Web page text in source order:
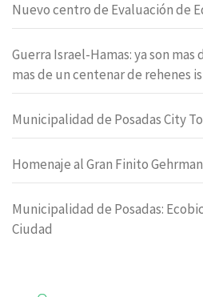
Nuevo centro de Evaluación de
Guerra Israel-Hamas: ya son mas
mas de un centenar de rehenes
Municipalidad de Posadas City
Homenaje al Gran Finito
Municipalidad de Posadas:
Ciudad